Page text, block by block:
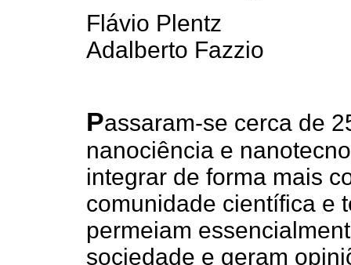
Flávio Plentz
Adalberto Fazzio
Passaram-se cerca de
nanociência e
integrar de forma mais
comunidade científica e
permeiam
sociedade e geram